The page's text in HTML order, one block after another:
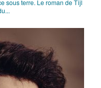
sous terre. Le roman de Tijl